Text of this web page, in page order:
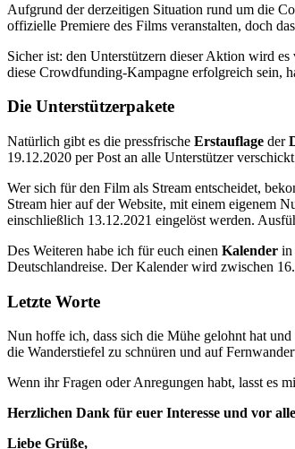
Aufgrund der derzeitigen Situation rund um die
offizielle Premiere des Films veranstalten, doch
Sicher ist: den Unterstützern dieser Aktion wird
diese Crowdfunding-Kampagne erfolgreich sein,
Die Unterstützerpakete
Natürlich gibt es die pressfrische Erstauflage der
19.12.2020 per Post an alle Unterstützer
Wer sich für den Film als Stream entscheidet,
Stream hier auf der Website, mit einem eigenem
einschließlich 13.12.2021 eingelöst werden.
Des Weiteren habe ich für euch einen Kalender in
Deutschlandreise. Der Kalender wird zwischen
Letzte Worte
Nun hoffe ich, dass sich die Mühe gelohnt hat
die Wanderstiefel zu schnüren und auf
Wenn ihr Fragen oder Anregungen habt, lasst es
Herzlichen Dank für euer Interesse und vor
Liebe Grüße,